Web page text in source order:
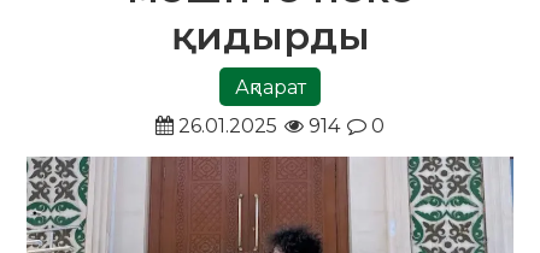
қидырды
Ақпарат
26.01.2025
914 0